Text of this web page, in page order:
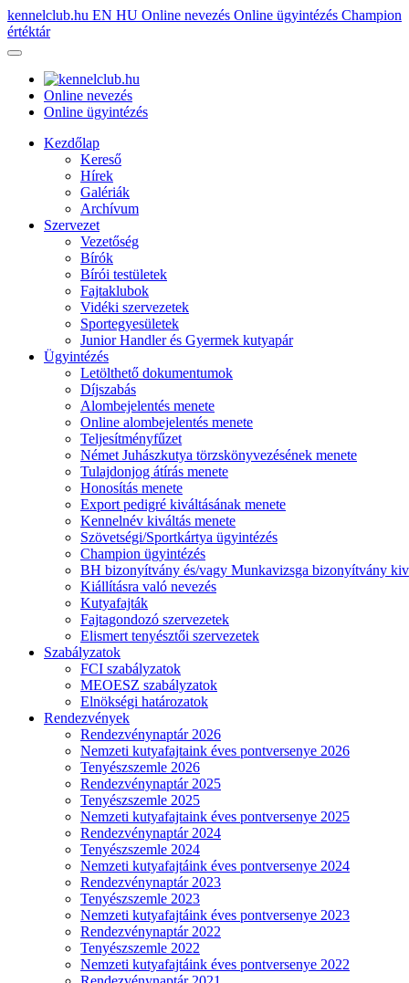
kennelclub.hu EN HU Online nevezés Online ügyintézés Champion
értéktár
Online nevezés
Online ügyintézés
Kezdőlap
Kereső
Hírek
Galériák
Archívum
Szervezet
Vezetőség
Bírók
Bírói testületek
Fajtaklubok
Vidéki szervezetek
Sportegyesületek
Junior Handler és Gyermek kutyapár
Ügyintézés
Letölthető dokumentumok
Díjszabás
Alombejelentés menete
Online alombejelentés menete
Teljesítményfűzet
Német Juhászkutya törzskönyvezésének menete
Tulajdonjog átírás menete
Honosítás menete
Export pedigré kiváltásának menete
Kennelnév kiváltás menete
Szövetségi/Sportkártya ügyintézés
Champion ügyintézés
BH bizonyítvány és/vagy Munkavizsga bizonyítvány
Kiállításra való nevezés
Kutyafajták
Fajtagondozó szervezetek
Elismert tenyésztői szervezetek
Szabályzatok
FCI szabályzatok
MEOESZ szabályzatok
Elnökségi határozatok
Rendezvények
Rendezvénynaptár 2026
Nemzeti kutyafajtaink éves pontversenye 2026
Tenyészszemle 2026
Rendezvénynaptár 2025
Tenyészszemle 2025
Nemzeti kutyafajtaink éves pontversenye 2025
Rendezvénynaptár 2024
Tenyészszemle 2024
Nemzeti kutyafajtáink éves pontversenye 2024
Rendezvénynaptár 2023
Tenyészszemle 2023
Nemzeti kutyafajtáink éves pontversenye 2023
Rendezvénynaptár 2022
Tenyészszemle 2022
Nemzeti kutyafajtáink éves pontversenye 2022